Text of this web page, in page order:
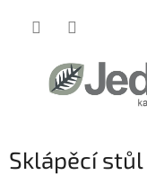
Sklápěcí stůl